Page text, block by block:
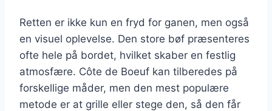
Retten er ikke kun en fryd for ganen, men også
en visuel oplevelse. Den store bøf præsenteres
ofte hele på bordet, hvilket skaber en festlig
atmosfære. Côte de Boeuf kan tilberedes på
forskellige måder, men den mest populære
metode er at grille eller stege den, så den får